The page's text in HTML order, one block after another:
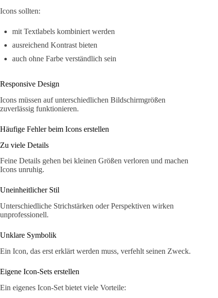
Icons sollten:
mit Textlabels kombiniert werden
ausreichend Kontrast bieten
auch ohne Farbe verständlich sein
Responsive Design
Icons müssen auf unterschiedlichen Bildschirmgrößen
zuverlässig funktionieren.
Häufige Fehler beim Icons erstellen
Zu viele Details
Feine Details gehen bei kleinen Größen verloren und machen
Icons unruhig.
Uneinheitlicher Stil
Unterschiedliche Strichstärken oder Perspektiven wirken
unprofessionell.
Unklare Symbolik
Ein Icon, das erst erklärt werden muss, verfehlt seinen Zweck.
Eigene Icon-Sets erstellen
Ein eigenes Icon-Set bietet viele Vorteile: